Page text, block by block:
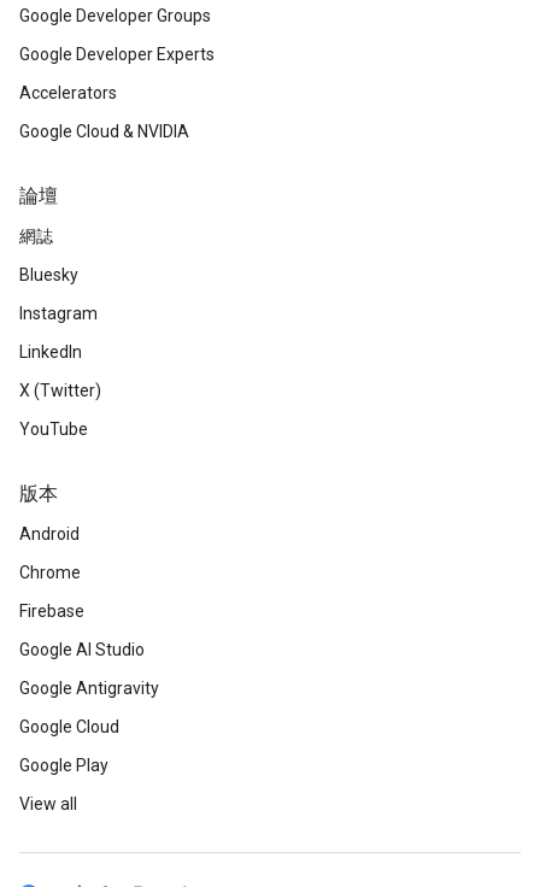
Google Developer Groups
Google Developer Experts
Accelerators
Google Cloud & NVIDIA
論壇
網誌
Bluesky
Instagram
LinkedIn
X (Twitter)
YouTube
版本
Android
Chrome
Firebase
Google AI Studio
Google Antigravity
Google Cloud
Google Play
View all